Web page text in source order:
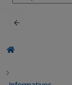
por: